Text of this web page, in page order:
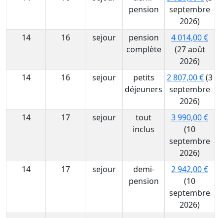
pension
septembre
2026)
14
16 sejour
pension
complète
4 014,00 €
(27 août
2026)
14
16 sejour
petits
déjeuners
2 807,00 €(3
septembre
2026)
14
17 sejour
tout
inclus
3 990,00 €
(10
septembre
2026)
14
17 sejour
demi-
pension
2 942,00 €
(10
septembre
2026)